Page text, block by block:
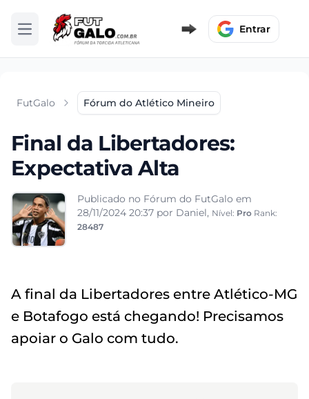
Abrir menu Entrar
FutGalo Fórum do Atlético Mineiro
Final da Libertadores:
Expectativa Alta
Publicado no Fórum do FutGalo em
28/11/2024 20:37 por Daniel, Nível: Pro Rank:
28487
A final da Libertadores entre Atlético-MG
e Botafogo está chegando! Precisamos
apoiar o Galo com tudo.